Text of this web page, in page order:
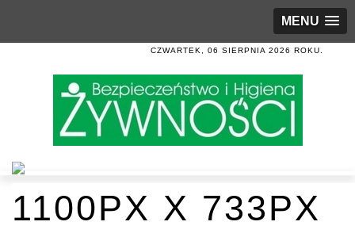
MENU
CZWARTEK, 06 SIERPNIA 2026 ROKU.
1100PX X 733PX